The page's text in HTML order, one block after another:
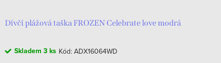
Dívčí plážová taška FROZEN Celebrate love modrá
Skladem 3 ks Kód: ADX16064WD